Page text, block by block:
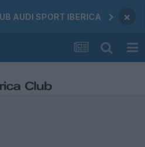
AUDI SPORT IBERICA ×